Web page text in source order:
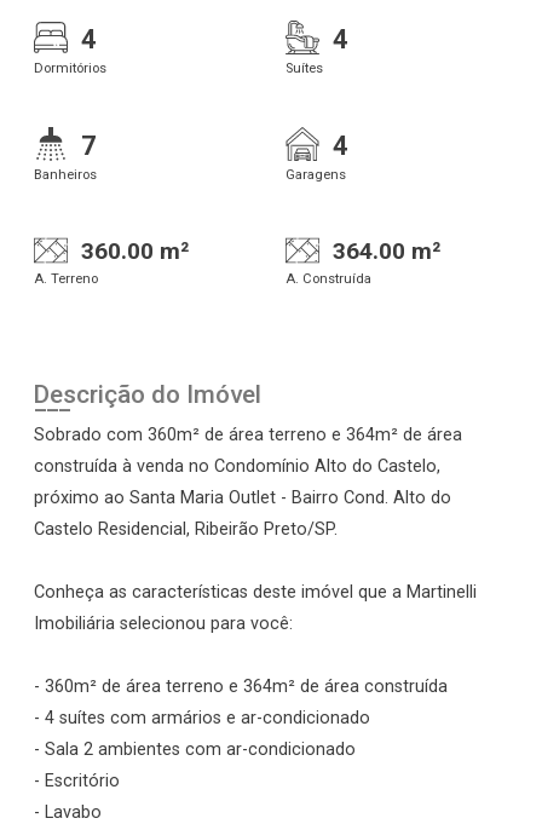
4
Dormitórios
4
Suítes
7
Banheiros
4
Garagens
360.00 m²
A. Terreno
364.00 m²
A. Construída
Descrição do Imóvel
Sobrado com 360m² de área terreno e 364m² de área
construída à venda no Condomínio Alto do Castelo,
próximo ao Santa Maria Outlet - Bairro Cond. Alto do
Castelo Residencial, Ribeirão Preto/SP.
Conheça as características deste imóvel que a Martinelli
Imobiliária selecionou para você:
- 360m² de área terreno e 364m² de área construída
- 4 suítes com armários e ar-condicionado
- Sala 2 ambientes com ar-condicionado
- Escritório
- Lavabo